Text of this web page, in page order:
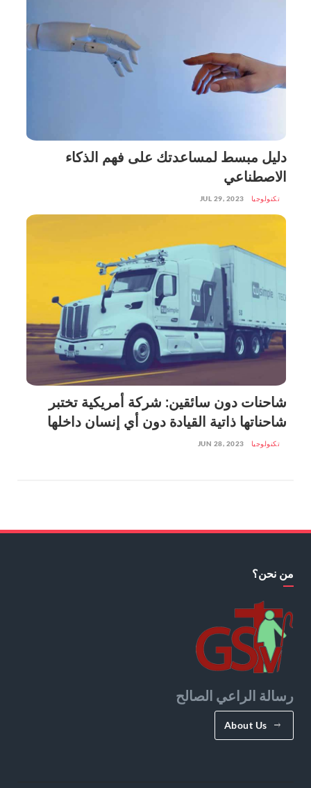
دليل مبسط لمساعدتك على فهم الذكاء
الاصطناعي
تكنولوجيا JUL 29, 2023
شاحنات دون سائقين: شركة أمريكية تختبر
شاحناتها ذاتية القيادة دون أي إنسان داخلها
تكنولوجيا JUN 28, 2023
من نحن؟
رسالة الراعي الصالح
About Us